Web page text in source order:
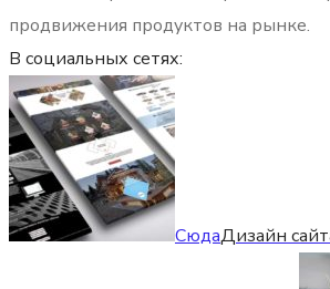
продвижения продуктов на рынке.
В социальных сетях:
СюдаДизайн